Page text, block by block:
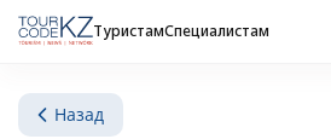
ТуристамСпециалистам
Назад